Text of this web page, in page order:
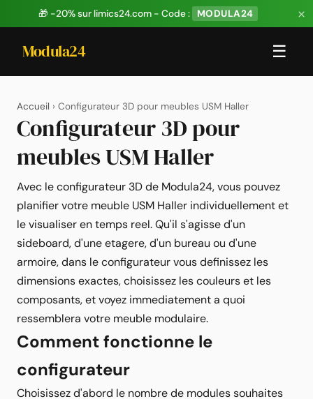
🎁 -20% sur limics24.com - Code : MODULA24 ×
Modula24 ☰
Accueil › Configurateur 3D pour meubles USM Haller
Configurateur 3D pour
meubles USM Haller
Avec le configurateur 3D de Modula24, vous pouvez
planifier votre meuble USM Haller individuellement et
le visualiser en temps reel. Qu'il s'agisse d'un
sideboard, d'une etagere, d'un bureau ou d'une
armoire, dans le configurateur vous definissez les
dimensions exactes, choisissez les couleurs et les
composants, et voyez immediatement a quoi
ressemblera votre meuble modulaire.
Comment fonctionne le
configurateur
Choisissez d'abord le nombre de modules souhaites